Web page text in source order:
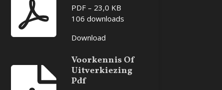
PDF – 23,0 KB
106 downloads
Download
Voorkennis Of
Uitverkiezing
Pdf